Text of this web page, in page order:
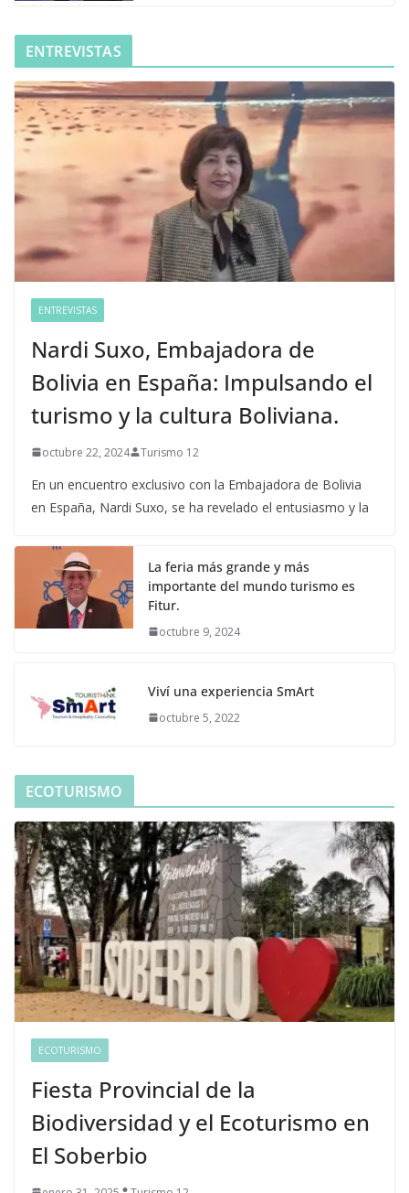
ENTREVISTAS
ENTREVISTAS
Nardi Suxo, Embajadora de
Bolivia en España: Impulsando el
turismo y la cultura Boliviana.
octubre 22, 2024 Turismo 12
En un encuentro exclusivo con la Embajadora de Bolivia
en España, Nardi Suxo, se ha revelado el entusiasmo y la
La feria más grande y más
importante del mundo turismo es
Fitur.
octubre 9, 2024
Viví una experiencia SmArt
octubre 5, 2022
ECOTURISMO
ECOTURISMO
Fiesta Provincial de la
Biodiversidad y el Ecoturismo en
El Soberbio